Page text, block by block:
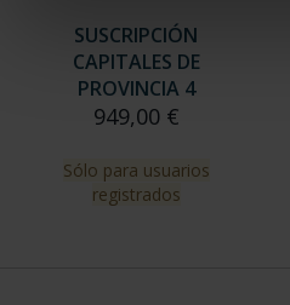
SUSCRIPCIÓN
CAPITALES DE
PROVINCIA 4
949,00 €
Sólo para usuarios
registrados